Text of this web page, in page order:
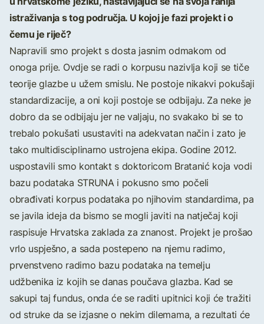
istraživanja s tog područja. U kojoj je fazi projekt i o
čemu je riječ?
Napravili smo projekt s dosta jasnim odmakom od
onoga prije. Ovdje se radi o korpusu nazivlja koji se tiče
teorije glazbe u užem smislu. Ne postoje nikakvi pokušaji
standardizacije, a oni koji postoje se odbijaju. Za neke je
dobro da se odbijaju jer ne valjaju, no svakako bi se to
trebalo pokušati usustaviti na adekvatan način i zato je
tako multidisciplinarno ustrojena ekipa. Godine 2012.
uspostavili smo kontakt s doktoricom Bratanić koja vodi
bazu podataka STRUNA i pokusno smo počeli
obrađivati korpus podataka po njihovim standardima, pa
se javila ideja da bismo se mogli javiti na natječaj koji
raspisuje Hrvatska zaklada za znanost. Projekt je prošao
vrlo uspješno, a sada postepeno na njemu radimo,
prvenstveno radimo bazu podataka na temelju
udžbenika iz kojih se danas poučava glazba. Kad se
sakupi taj fundus, onda će se raditi upitnici koji će tražiti
od struke da se izjasne o nekim dilemama, a rezultati će